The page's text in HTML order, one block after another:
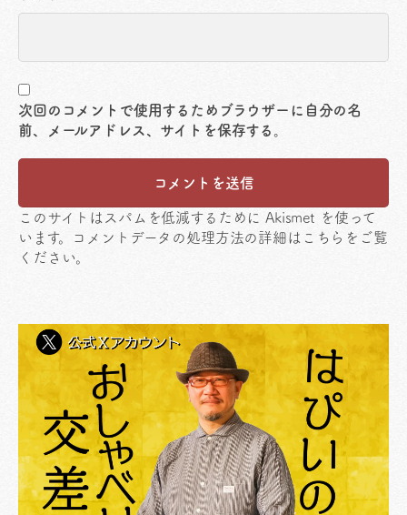
次回のコメントで使用するためブラウザーに自分の名
前、メールアドレス、サイトを保存する。
このサイトはスパムを低減するために Akismet を使って
います。
コメントデータの処理方法の詳細はこちらをご覧
ください。